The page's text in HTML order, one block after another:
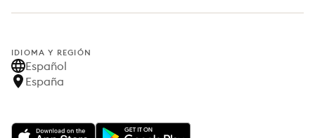
IDIOMA Y REGIÓN
Español
España